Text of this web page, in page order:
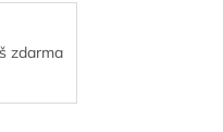
zdarma